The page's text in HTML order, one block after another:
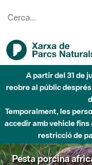
A partir del 31 de
reobre al públic
Temporalment, les
accedir amb vehicle
restricció de
Pesta porcina